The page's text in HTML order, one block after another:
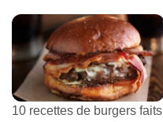
10 recettes de burgers faits